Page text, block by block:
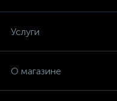
Услуги
О магазине